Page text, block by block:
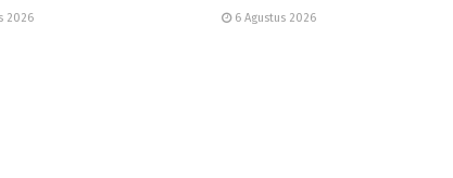
2026 6 Agustus 2026